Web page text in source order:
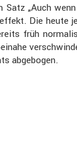
„Auch
Die
früh
abgebogen.